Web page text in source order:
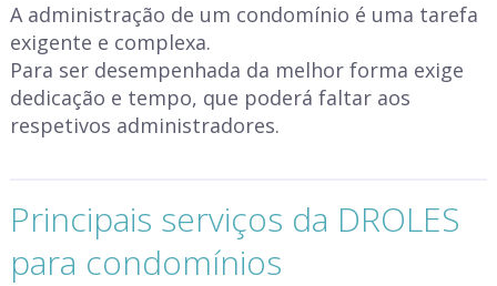
A administração de um condomínio é uma tarefa
exigente e complexa.
Para ser desempenhada da melhor forma exige
dedicação e tempo, que poderá faltar aos
respetivos administradores.
Principais serviços da DROLES
para condomínios